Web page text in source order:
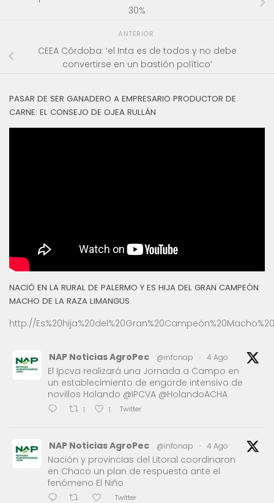
30%
ANTERIOR
CEEA Córdoba: ‘el Inta es de todos y no debe
convertirse en un bastión político’
PASAR DE SER GANADERO A EMPRESARIO PRODUCTOR DE
CARNE: EL CONSEJO DE OJEA RULLÁN
NACIÓ EN LA RURAL DE PALERMO Y ES HIJA DEL GRAN CAMPEÓN
MACHO DE LA RAZA LIMANGUS
http://
NAP Noticias AgroPec @infonap · 4 Ago
El Ipcva realizará una Jornada a Campo en
un establecimiento de engorde intensivo de
novillos Holando @IPCVA @HolandoACHA
1 1 Twitter
NAP Noticias AgroPec @infonap · 4 Ago
Nación y provincias del Litoral coordinaron
en Chaco un plan de respuesta ante el
fenómeno El Niño
Twitter